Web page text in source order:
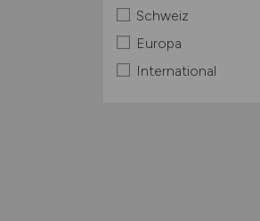
Schweiz
Europa
International